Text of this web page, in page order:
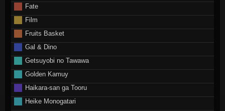
Fate
Film
Fruits Basket
Gal & Dino
Getsuyobi no Tawawa
Golden Kamuy
Haikara-san ga Tooru
Heike Monogatari